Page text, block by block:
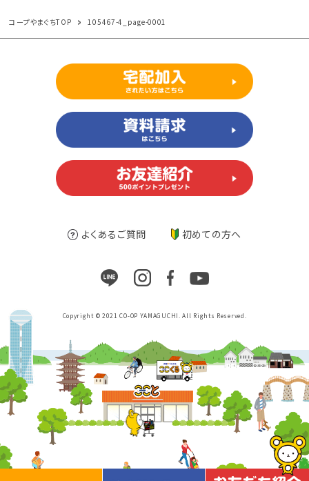
コープやまぐちTOP 105467-4_page-0001
よくあるご質問 初めての方へ
Copyright © 2021 CO-OP YAMAGUCHI. All Rights Reserved.